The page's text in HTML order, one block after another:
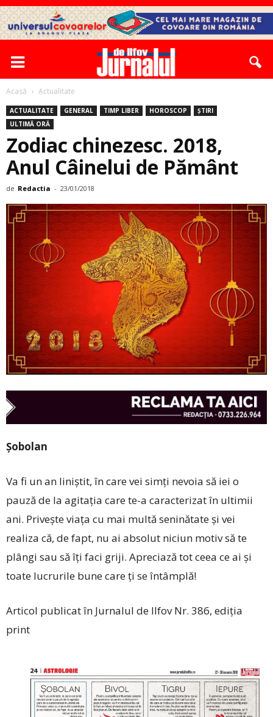
Acasă Actualitate
ACTUALITATE GENERAL TIMP LIBER HOROSCOP
ȘTIRI
ULTIMĂ ORĂ
Zodiac chinezesc. 2018,
Anul Câinelui de Pământ
de Redactia - 23/01/2018
Șobolan
Va fi un an liniștit, în care vei simți nevoia să iei o
pauză de la agitația care te-a caracterizat în ultimii
ani. Privește viaţa cu mai multă seninătate și vei
realiza că, de fapt, nu ai absolut niciun motiv să te
plângi sau să îţi faci griji. Apreciază tot ceea ce ai și
toate lucrurile bune care ţi se întâmplă!
Articol publicat în Jurnalul de Ilfov Nr. 386, ediția
print